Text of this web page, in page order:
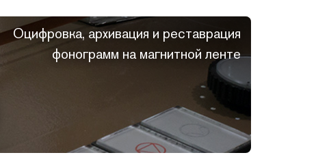
Оцифровка, архивация и реставрация
фонограмм на магнитной ленте